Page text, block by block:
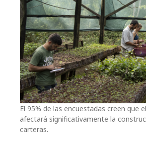
El 95% de las encuestadas creen que
afectará significativamente la
carteras.